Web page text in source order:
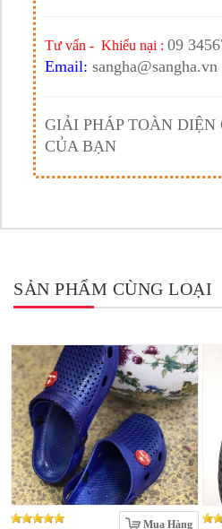
Tư vấn - Khiếu nại : 09
Email: sangha@sangha.vn
GIẢI PHÁP TOÀN DIỆN
CỦA BẠN
SẢN PHẨM CÙNG LOẠI
Mua Hàng